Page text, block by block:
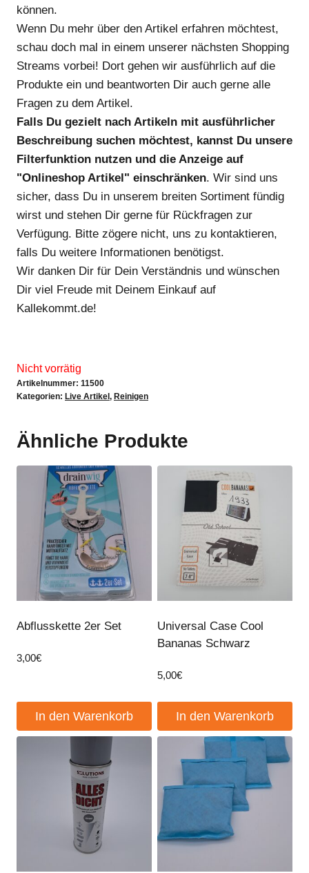
können.
Wenn Du mehr über den Artikel erfahren möchtest,
schau doch mal in einem unserer nächsten Shopping
Streams vorbei! Dort gehen wir ausführlich auf die
Produkte ein und beantworten Dir auch gerne alle
Fragen zu dem Artikel.
Falls Du gezielt nach Artikeln mit ausführlicher
Beschreibung suchen möchtest, kannst Du unsere
Filterfunktion nutzen und die Anzeige auf
"Onlineshop Artikel" einschränken. Wir sind uns
sicher, dass Du in unserem breiten Sortiment fündig
wirst und stehen Dir gerne für Rückfragen zur
Verfügung. Bitte zögere nicht, uns zu kontaktieren,
falls Du weitere Informationen benötigst.
Wir danken Dir für Dein Verständnis und wünschen
Dir viel Freude mit Deinem Einkauf auf
Kallekommt.de!
Nicht vorrätig
Artikelnummer: 11500
Kategorien: Live Artikel , Reinigen
Ähnliche Produkte
Abflusskette 2er Set
3,00€
In den Warenkorb
Universal Case Cool
Bananas Schwarz
5,00€
In den Warenkorb